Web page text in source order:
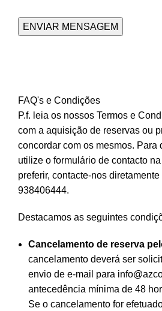
FAQ's e Condições
P.f. leia os nossos Termos e
com a aquisição de reservas ou
concordar com os mesmos. Para
utilize o formulário de contacto
preferir, contacte-nos
938406444.
Destacamos as seguintes
Cancelamento de reserva
cancelamento deverá ser
envio de e-mail para
antecedência mínima de 48
Se o cancelamento for